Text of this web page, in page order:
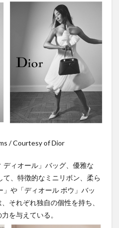
/ Courtesy of Dior
ディオール」バッグ、優雅な
て、特徴的なミニリボン、柔ら
や「ディオール ボウ」バッ
それぞれ独自の個性を持ち、
を与えている。